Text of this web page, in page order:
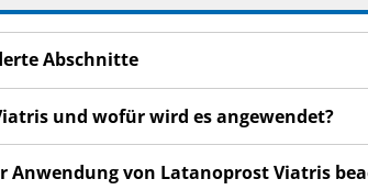
Abschnitte
und wofür wird es angewendet?
Anwendung von Latanoprost Viatris